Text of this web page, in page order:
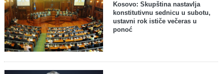
Kosovo: Skupština nastavlja
konstitutivnu sednicu u subotu,
ustavni rok ističe večeras u
ponoć